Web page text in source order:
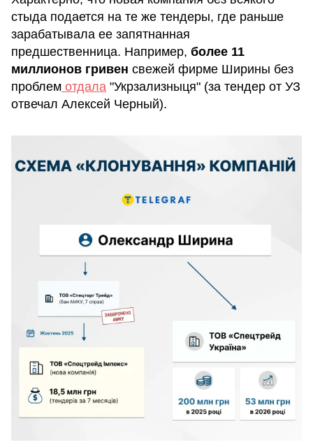
стыда подается на те же тендеры, где раньше
зарабатывала ее запятнанная
предшественница. Например, более 11
миллионов гривен свежей фирме Ширины без
проблем отдала "Укрзализныця" (за тендер от УЗ
отвечал Алексей Черный).